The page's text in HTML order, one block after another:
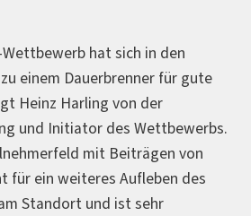
hat sich in den
einem Dauerbrenner für gute
Heinz Harling von der
und Initiator des Wettbewerbs.
mit Beiträgen von
für ein weiteres Aufleben des
Standort und ist sehr